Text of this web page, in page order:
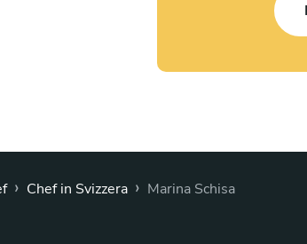
› Chef in Svizzera › Marina Schisa